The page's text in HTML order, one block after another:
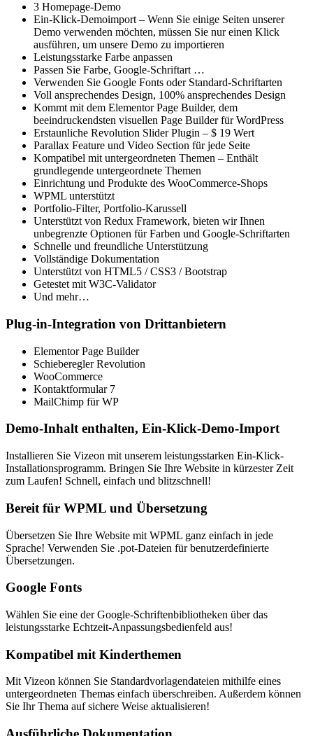
3 Homepage-Demo
Ein-Klick-Demoimport – Wenn Sie einige Seiten unserer
Demo verwenden möchten, müssen Sie nur einen Klick
ausführen, um unsere Demo zu importieren
Leistungsstarke Farbe anpassen
Passen Sie Farbe, Google-Schriftart …
Verwenden Sie Google Fonts oder Standard-Schriftarten
Voll ansprechendes Design, 100% ansprechendes Design
Kommt mit dem Elementor Page Builder, dem
beeindruckendsten visuellen Page Builder für WordPress
Erstaunliche Revolution Slider Plugin – $ 19 Wert
Parallax Feature und Video Section für jede Seite
Kompatibel mit untergeordneten Themen – Enthält
grundlegende untergeordnete Themen
Einrichtung und Produkte des WooCommerce-Shops
WPML unterstützt
Portfolio-Filter, Portfolio-Karussell
Unterstützt von Redux Framework, bieten wir Ihnen
unbegrenzte Optionen für Farben und Google-Schriftarten
Schnelle und freundliche Unterstützung
Vollständige Dokumentation
Unterstützt von HTML5 / CSS3 / Bootstrap
Getestet mit W3C-Validator
Und mehr…
Plug-in-Integration von Drittanbietern
Elementor Page Builder
Schieberegler Revolution
WooCommerce
Kontaktformular 7
MailChimp für WP
Demo-Inhalt enthalten, Ein-Klick-Demo-Import
Installieren Sie Vizeon mit unserem leistungsstarken Ein-Klick-
Installationsprogramm. Bringen Sie Ihre Website in kürzester Zeit
zum Laufen! Schnell, einfach und blitzschnell!
Bereit für WPML und Übersetzung
Übersetzen Sie Ihre Website mit WPML ganz einfach in jede
Sprache! Verwenden Sie .pot-Dateien für benutzerdefinierte
Übersetzungen.
Google Fonts
Wählen Sie eine der Google-Schriftenbibliotheken über das
leistungsstarke Echtzeit-Anpassungsbedienfeld aus!
Kompatibel mit Kinderthemen
Mit Vizeon können Sie Standardvorlagendateien mithilfe eines
untergeordneten Themas einfach überschreiben. Außerdem können
Sie Ihr Thema auf sichere Weise aktualisieren!